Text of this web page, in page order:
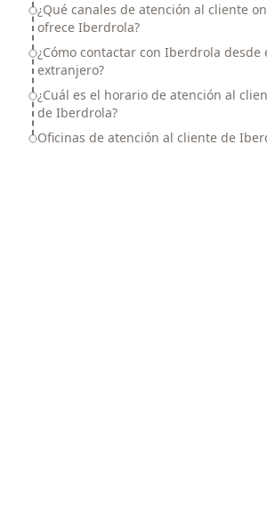
¿Qué canales de atención al cliente
ofrece Iberdrola?
¿Cómo contactar con Iberdrola desde
extranjero?
¿Cuál es el horario de atención al
de Iberdrola?
Oficinas de atención al cliente de